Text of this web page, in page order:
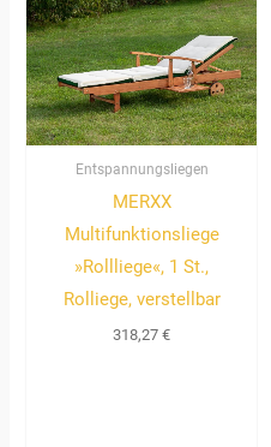
Entspannungsliegen
MERXX
Multifunktionsliege
»Rollliege«, 1 St.,
Rolliege, verstellbar
318,27€